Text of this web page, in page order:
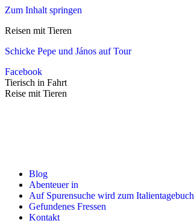
Zum Inhalt springen
Reisen mit Tieren
Schicke Pepe und János auf Tour
Facebook
Tierisch in Fahrt
Reise mit Tieren
Blog
Abenteuer in
Auf Spurensuche wird zum Italientagebuch
Gefundenes Fressen
Kontakt